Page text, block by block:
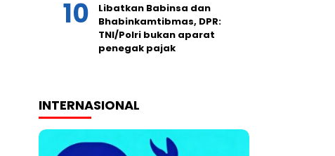
Libatkan Babinsa dan
Bhabinkamtibmas, DPR:
TNI/Polri bukan aparat
penegak pajak
INTERNASIONAL